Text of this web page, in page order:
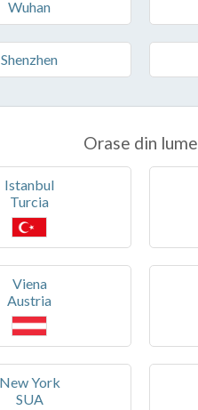
Wuhan
Shenzhen
Orase din lume
Istanbul
Turcia
Viena
Austria
New York
SUA